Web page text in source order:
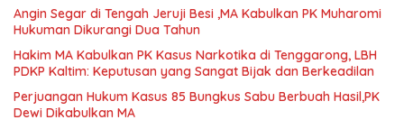
Angin Segar di Tengah Jeruji Besi ,MA Kabulkan PK Muharomi
Hukuman Dikurangi Dua Tahun
Hakim MA Kabulkan PK Kasus Narkotika di Tenggarong, LBH
PDKP Kaltim: Keputusan yang Sangat Bijak dan Berkeadilan
Perjuangan Hukum Kasus 85 Bungkus Sabu Berbuah Hasil,PK
Dewi Dikabulkan MA